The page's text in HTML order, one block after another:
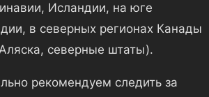
Исландии, на юге
в северных регионах Канады
северные штаты).
рекомендуем следить за